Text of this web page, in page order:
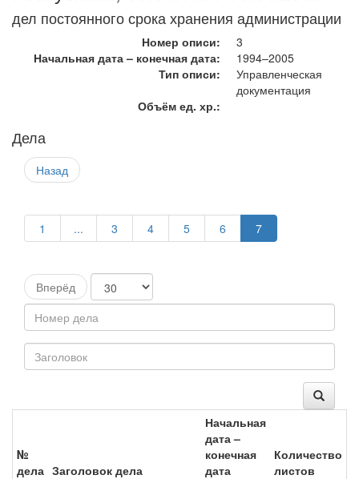
дел постоянного срока хранения администрации
Номер описи:
3
Начальная дата – конечная дата:
1994–2005
Тип описи:
Управленческая
документация
Объём ед. хр.:
Дела
Назад
1 ... 3 4 5 6 7
Вперёд
№
дела Заголовок дела
Начальная
дата –
конечная
дата
Количество
листов